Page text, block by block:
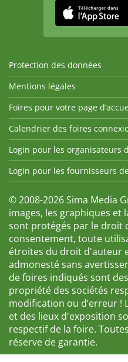
Protection des données
Mentions légales
Foires pour votre page
Calendrier des foires
Login pour les organisateurs
Login pour les fournisseurs
© 2008-2026 Sima Media
images, les graphiques et
sont protégés par le droit
consentement, toute
étroites du droit d'auteur
admonesté sans
de foires indiqués sont
propriété des sociétés
modification ou d’erreur !
et des lieux d'exposition
respectif de la foire.
réserve de garantie.